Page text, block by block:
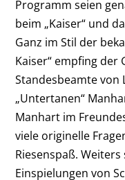
Programm seien
beim „Kaiser“ und
Ganz im Stil der
Kaiser“ empfing der
Standesbeamte von
„Untertanen“
Manhart im
viele originelle
Riesenspaß.
Einspielungen von